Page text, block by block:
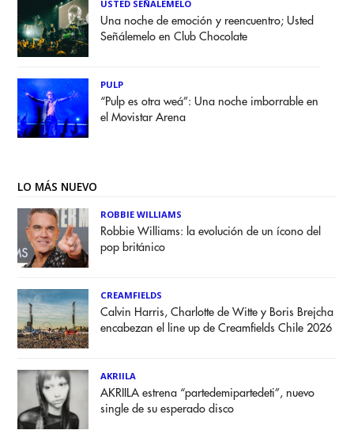
USTED SEÑALEMELO
Una noche de emoción y reencuentro; Usted
Señálemelo en Club Chocolate
PULP
“Pulp es otra weá”: Una noche imborrable en
el Movistar Arena
LO MÁS NUEVO
ROBBIE WILLIAMS
Robbie Williams: la evolución de un ícono del
pop británico
CREAMFIELDS
Calvin Harris, Charlotte de Witte y Boris Brejcha
encabezan el line up de Creamfields Chile 2026
AKRIILA
AKRIILA estrena “partedemipartedeti”, nuevo
single de su esperado disco